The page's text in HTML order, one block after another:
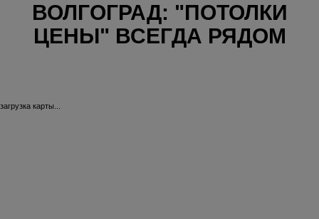
ВОЛГОГРАД: "ПОТОЛКИ
ЦЕНЫ" ВСЕГДА РЯДОМ
загрузка карты...